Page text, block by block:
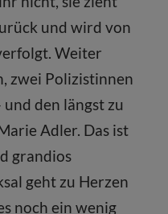
und wird von
Weiter
zwei Polizistinnen
den längst zu
Adler. Das ist
grandios
geht zu Herzen
noch ein wenig